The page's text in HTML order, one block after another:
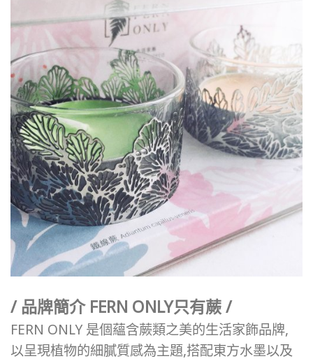
/ 品牌簡介 FERN ONLY只有蕨 /
FERN ONLY 是個蘊含蕨類之美的生活家飾品牌,
以呈現植物的細膩質感為主題,搭配東方水墨以及